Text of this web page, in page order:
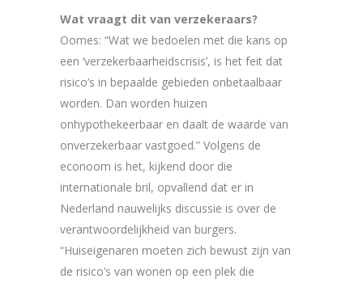
Wat vraagt dit van verzekeraars?
Oomes: “Wat we bedoelen met die kans op
een ‘verzekerbaarheidscrisis’, is het feit dat
risico’s in bepaalde gebieden onbetaalbaar
worden. Dan worden huizen
onhypothekeerbaar en daalt de waarde van
onverzekerbaar vastgoed.” Volgens de
econoom is het, kijkend door die
internationale bril, opvallend dat er in
Nederland nauwelijks discussie is over de
verantwoordelijkheid van burgers.
“Huiseigenaren moeten zich bewust zijn van
de risico’s van wonen op een plek die